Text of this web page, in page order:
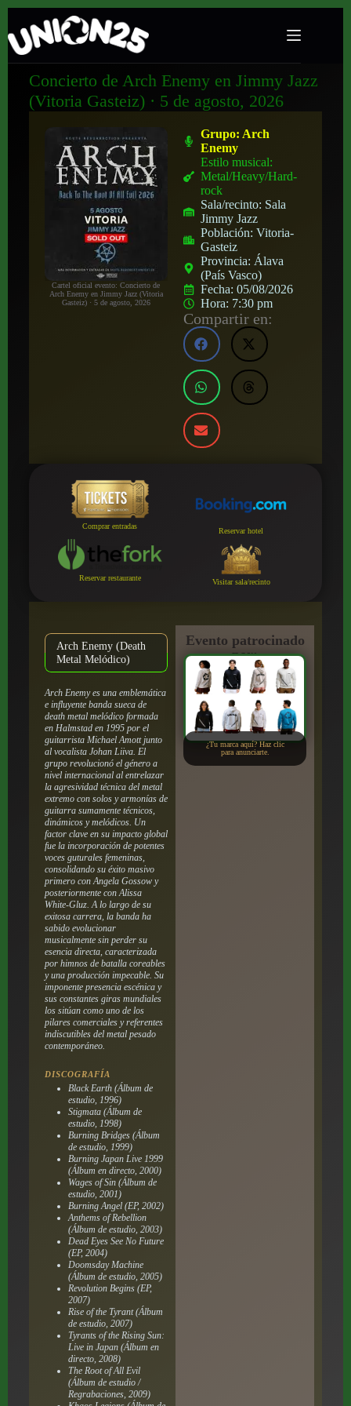
Concierto de Arch Enemy en Jimmy Jazz
(Vitoria Gasteiz) · 5 de agosto, 2026
Cartel oficial evento: Concierto de
Arch Enemy en Jimmy Jazz (Vitoria
Gasteiz) · 5 de agosto, 2026
Grupo: Arch
Enemy
Estilo musical:
Metal/Heavy/Hard-
rock
Sala/recinto: Sala
Jimmy Jazz
Población:Vitoria-
Gasteiz
Provincia: Álava
(País Vasco)
Fecha:05/08/2026
Hora: 7:30 pm
Compartir en:
Comprar entradas
Reservar hotel
Reservar restaurante Visitar sala/recinto
Arch Enemy (Death
Metal Melódico)
Arch Enemy es una emblemática
e influyente banda sueca de
death metal melódico formada
en Halmstad en 1995 por el
guitarrista Michael Amott junto
al vocalista Johan Liiva. El
grupo revolucionó el género a
nivel internacional al entrelazar
la agresividad técnica del metal
extremo con solos y armonías de
guitarra sumamente técnicos,
dinámicos y melódicos. Un
factor clave en su impacto global
fue la incorporación de potentes
voces guturales femeninas,
consolidando su éxito masivo
primero con Angela Gossow y
posteriormente con Alissa
White-Gluz. A lo largo de su
exitosa carrera, la banda ha
sabido evolucionar
musicalmente sin perder su
esencia directa, caracterizada
por himnos de batalla coreables
y una producción impecable. Su
imponente presencia escénica y
sus constantes giras mundiales
los sitúan como uno de los
pilares comerciales y referentes
indiscutibles del metal pesado
contemporáneo.
DISCOGRAFÍA
Black Earth(Álbum de
estudio, 1996)
Stigmata(Álbum de
estudio, 1998)
Burning Bridges(Álbum
de estudio, 1999)
Burning Japan Live 1999
(Álbum en directo, 2000)
Wages of Sin(Álbum de
estudio, 2001)
Burning Angel(EP, 2002)
Anthems of Rebellion
(Álbum de estudio, 2003)
Dead Eyes See No Future
(EP, 2004)
Doomsday Machine
(Álbum de estudio, 2005)
Revolution Begins(EP,
2007)
Rise of the Tyrant(Álbum
de estudio, 2007)
Tyrants of the Rising Sun:
Live in Japan(Álbum en
directo, 2008)
The Root of All Evil
(Álbum de estudio /
Regrabaciones, 2009)
Evento patrocinado
por:
¿Tu marca aquí? Haz clic
para anunciarte.